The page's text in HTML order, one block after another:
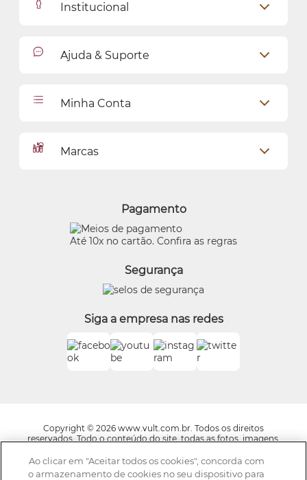
Institucional
Como Comprar
Ajuda & Suporte
Seja uma revendedora
Pagamentos
Política de Privacidade
Preferências de Cookies
Termos de Uso
Trocas e Devoluções
Minha Conta
Meus endereços
Marcas
Quem Disse, Berenice?
Beleza na Web
Boticário Internacional
Pagamento
Até 10x no cartão. Confira as regras
Segurança
Siga a empresa nas redes
Copyright © 2026 www.vult.com.br. Todos os direitos
reservados. Todo o conteúdo do site, todas as fotos, imagens,
layout, trade dress, aqui veiculados são de propriedade exclusiva
da Boticário Produto de Beleza Ltda. É vedada qualquer
Ao clicar em "Aceitar todos os cookies", concorda com
o armazenamento de cookies no seu dispositivo para